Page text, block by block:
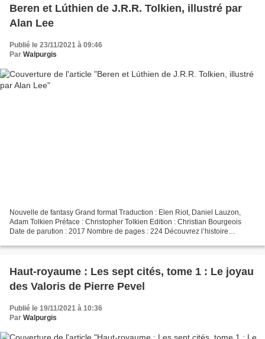
Beren et Lúthien de J.R.R. Tolkien, illustré par
Alan Lee
Publié le 23/11/2021 à 09:46
Par Walpurgis
Nouvelle de fantasy Grand format Traduction : Elen Riot, Daniel Lauzon,
Adam Tolkien Préface : Christopher Tolkien Edition : Christian Bourgeois
Date de parution : 2017 Nombre de pages : 224 Découvrez l’histoire
Haut-royaume : Les sept cités, tome 1 : Le joyau
des Valoris de Pierre Pevel
Publié le 19/11/2021 à 10:36
Par Walpurgis